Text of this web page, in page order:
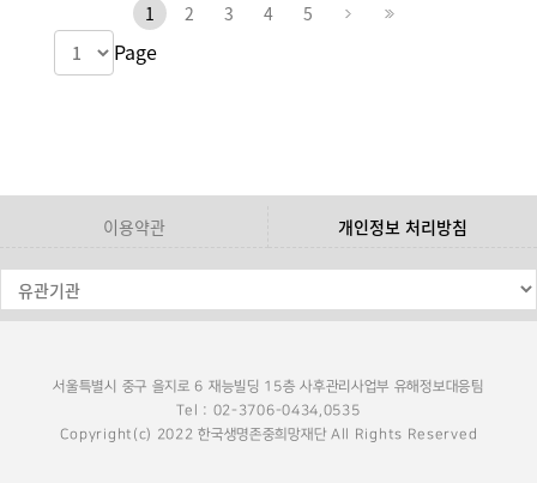
1 2 3 4 5
Page
이용약관 개인정보 처리방침
서울특별시 중구 을지로 6 재능빌딩 15층 사후관리사업부 유해정보대응팀
Tel : 02-3706-0434,0535
Copyright(c) 2022 한국생명존중희망재단 All Rights Reserved